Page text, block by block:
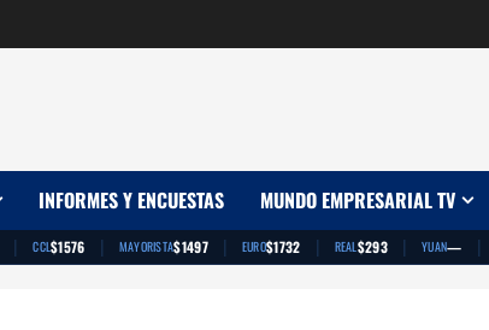
INFORMES Y ENCUESTAS MUNDO EMPRESARIAL TV
| CCL$1576 | MAYORISTA$1497 | EURO$1732 | REAL$293 | YUAN— |